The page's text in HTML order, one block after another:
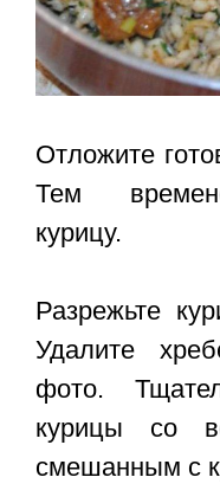
Отложите
Тем
курицу.
Разрежьте
Удалите
фото.
курицы со
смешанным с